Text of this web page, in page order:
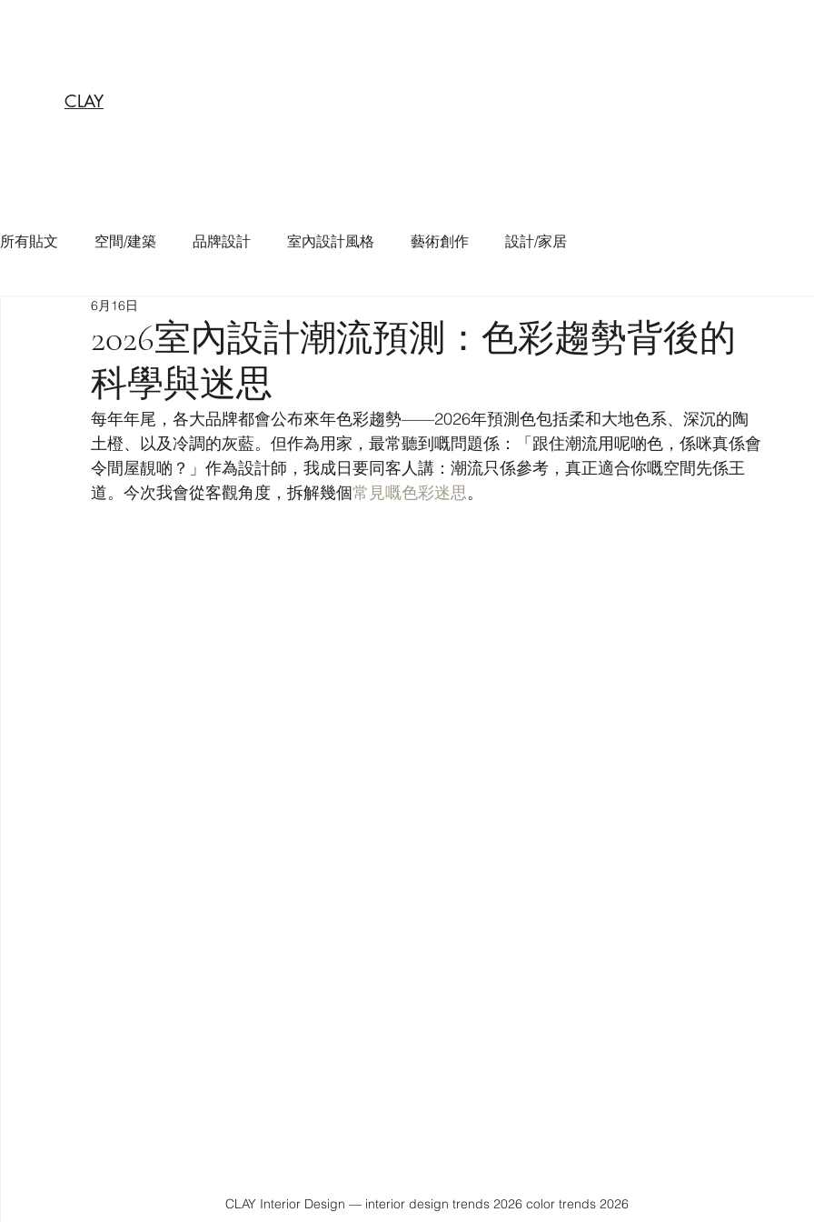
CLAY
所有貼文 空間/建築 品牌設計 室內設計風格 藝術創作 設計/家居
2026室內設計潮流預測：色彩趨勢背後的
科學與迷思
6月16日
每年年尾，各大品牌都會公布來年色彩趨勢——2026年預測色包括柔和大地色系、深沉的陶
土橙、以及冷調的灰藍。但作為用家，最常聽到嘅問題係：「跟住潮流用呢啲色，係咪真係會
令間屋靚啲？」作為設計師，我成日要同客人講：潮流只係參考，真正適合你嘅空間先係王
道。今次我會從客觀角度，拆解幾個常見嘅色彩迷思。
CLAY Interior Design — interior design trends 2026 color trends 2026